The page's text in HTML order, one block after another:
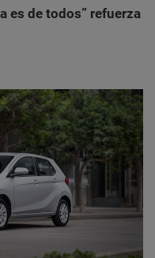
es de todos” refuerza